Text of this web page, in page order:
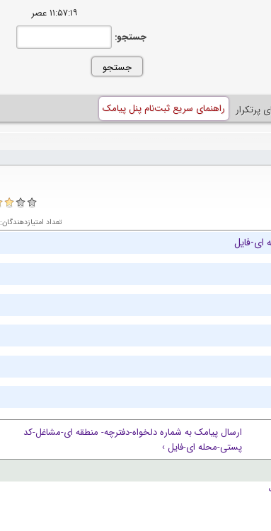
۱۱:۵۷:۱۹ عصر
جستجو:
راهنمای سریع ثبت‌نام پنل پیامک
تعداد امتیازدهندگان: 3597
ای-فایل
ارسال پیامک به شماره دلخواه-دفترچه- منطقه ای-مشاغل-کد
پستی-محله ای-فایل ›